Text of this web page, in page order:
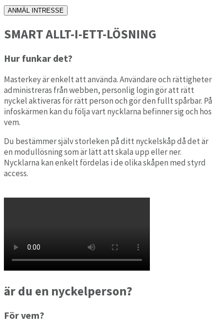
ANMÄL INTRESSE
SMART ALLT-I-ETT-LÖSNING
Hur funkar det?
Masterkey är enkelt att använda. Användare och rättigheter
administreras från webben, personlig login gör att rätt
nyckel aktiveras för rätt person och gör den fullt spårbar. På
infoskärmen kan du följa vart nycklarna befinner sig och hos
vem.
Du bestämmer själv storleken på ditt nyckelskåp då det är
en modullösning som är lätt att skala upp eller ner.
Nycklarna kan enkelt fördelas i de olika skåpen med styrd
access.
är du en nyckelperson?
För vem?